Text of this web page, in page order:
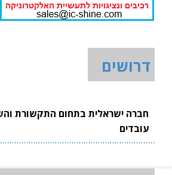
דרושים
חברה ישראלית בתחום התקשורת
עובדים